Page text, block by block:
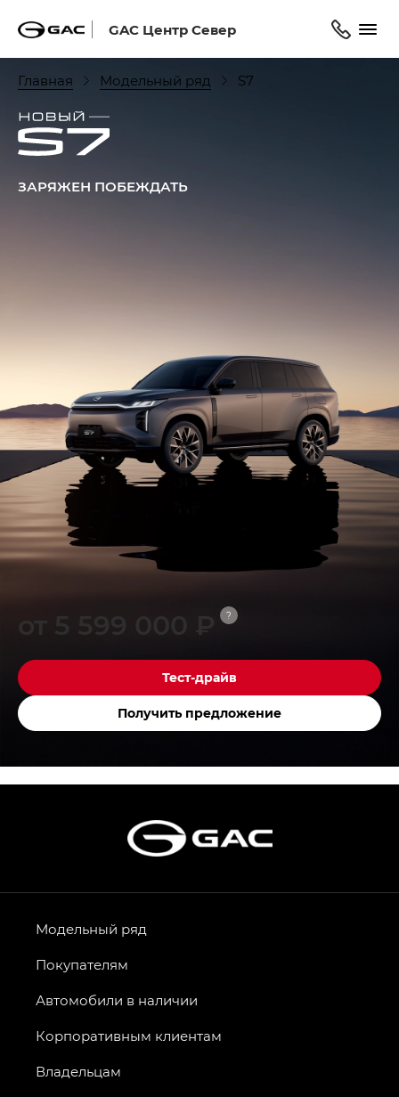
GAC Центр Север
Главная Модельный ряд S7
ЗАРЯЖЕН ПОБЕЖДАТЬ
от 5 599 000 ₽ ?
Тест-драйв
Получить предложение
Модельный ряд
Покупателям
Автомобили в наличии
Корпоративным клиентам
Владельцам